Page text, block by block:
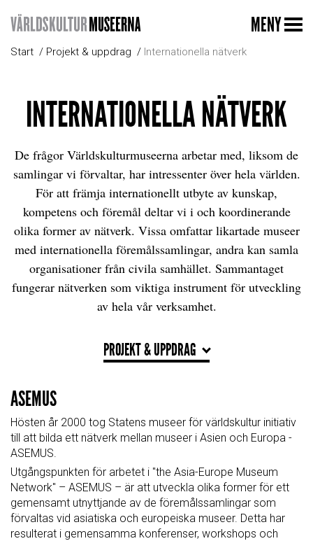
MENY
Start Projekt & uppdrag Internationella nätverk
INTERNATIONELLA NÄTVERK
De frågor Världskulturmuseerna arbetar med, liksom de
samlingar vi förvaltar, har intressenter över hela världen.
För att främja internationellt utbyte av kunskap,
kompetens och föremål deltar vi i och koordinerande
olika former av nätverk. Vissa omfattar likartade museer
med internationella föremålssamlingar, andra kan samla
organisationer från civila samhället. Sammantaget
fungerar nätverken som viktiga instrument för utveckling
av hela vår verksamhet.
PROJEKT & UPPDRAG
ASEMUS
Hösten år 2000 tog Statens museer för världskultur initiativ
till att bilda ett nätverk mellan museer i Asien och Europa -
ASEMUS.
Utgångspunkten för arbetet i "the Asia-Europe Museum
Network" – ASEMUS – är att utveckla olika former för ett
gemensamt utnyttjande av de föremålssamlingar som
förvaltas vid asiatiska och europeiska museer. Detta har
resulterat i gemensamma konferenser, workshops och